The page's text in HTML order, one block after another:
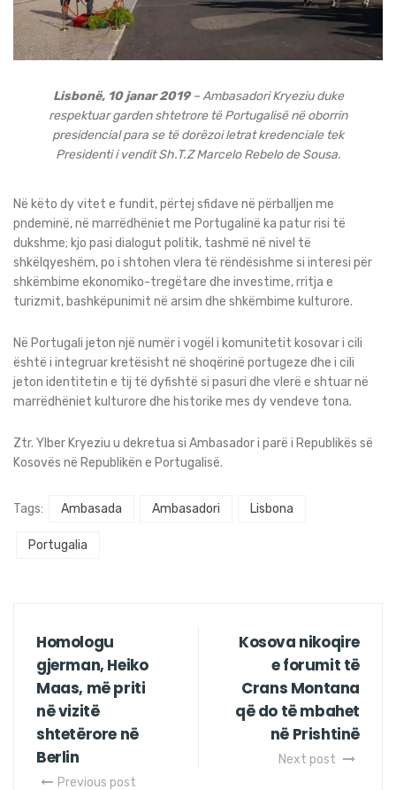
Lisbonë, 10 janar 2019– Ambasadori Kryeziu duke
respektuar garden shtetrore të Portugalisë në oborrin
presidencial para se të dorëzoi letrat kredenciale tek
Presidenti i vendit Sh.T.Z Marcelo Rebelo de Sousa.
Në këto dy vitet e fundit, përtej sfidave në përballjen me
pndeminë, në marrëdhëniet me Portugalinë ka patur risi të
dukshme; kjo pasi dialogut politik, tashmë në nivel të
shkëlqyeshëm, po i shtohen vlera të rëndësishme si interesi për
shkëmbime ekonomiko-tregëtare dhe investime, rritja e
turizmit, bashkëpunimit në arsim dhe shkëmbime kulturore.
Në Portugali jeton një numër i vogël i komunitetit kosovar i cili
është i integruar kretësisht në shoqërinë portugeze dhe i cili
jeton identitetin e tij të dyfishtë si pasuri dhe vlerë e shtuar në
marrëdhëniet kulturore dhe historike mes dy vendeve tona.
Ztr. Ylber Kryeziu u dekretua si Ambasador i parë i Republikës së
Kosovës në Republikën e Portugalisë.
Tags: Ambasada Ambasadori Lisbona
Portugalia
Homologu
gjerman, Heiko
Maas, më priti
në vizitë
shtetërore në
Berlin
Previous post
Kosova nikoqire
e forumit të
Crans Montana
që do të mbahet
në Prishtinë
Next post